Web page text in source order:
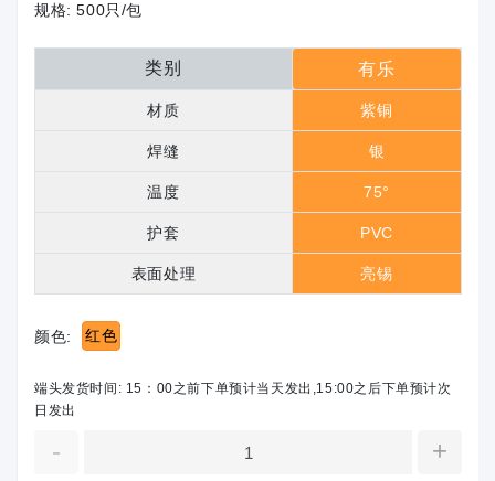
规格: 500只/包
类别 有乐
材质 紫铜
焊缝 银
温度 75°
护套 PVC
表面处理 亮锡
颜色: 红色
端头发货时间: 15：00之前下单预计当天发出,15:00之后下单预计次
日发出
- +